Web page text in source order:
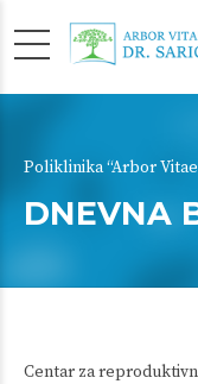
Poliklinika “Arbor
DNEVNA
Centar za